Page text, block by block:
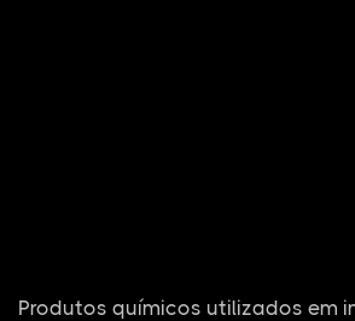
Produtos químicos utilizados em